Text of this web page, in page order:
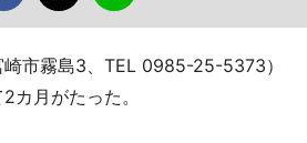
市霧島3、TEL 0985-25-5373）
カ月がたった。